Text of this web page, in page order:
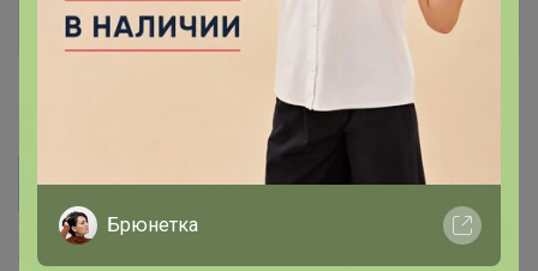
Золотой организатор
1
приморозило, очень захотелось утепленных
Закупка должна прийти ближе к выходным. Скорее
Брюнетка